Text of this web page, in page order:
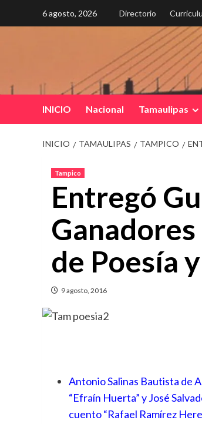
6 agosto, 2026 Directorio
INICIO Nacional Tamaulipas
INICIO TAMAULIPAS TAMPICO
Tampico
Entregó
de Poesía
9 agosto, 2016
Antonio Salinas Bautista de
“Efraín Huerta” y José
cuento “Rafael Ramírez